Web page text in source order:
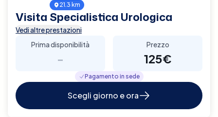
21.3 km
Visita Specialistica Urologica
Vedi altre prestazioni
Prima disponibilità
-
Prezzo
125€
Pagamento in sede
Scegli giorno e ora